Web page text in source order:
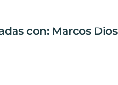
con: Marcos Dios